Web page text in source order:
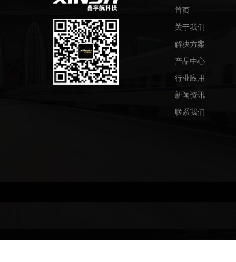
首页
关于我们
解决方案
产品中心
行业应用
新闻资讯
联系我们